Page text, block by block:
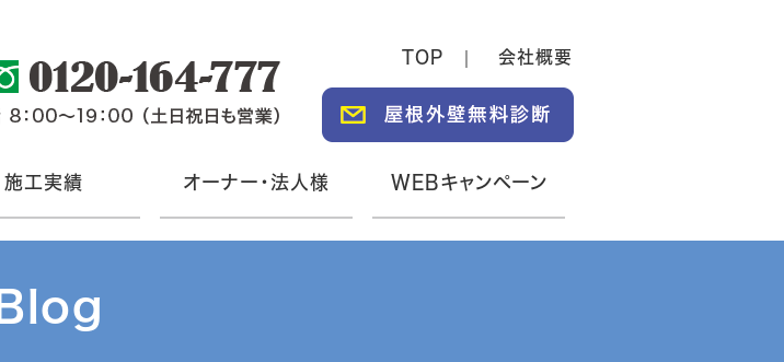
TOP 会社概要
施工実績 オーナー・法人様 WEBキャンペーン
Blog